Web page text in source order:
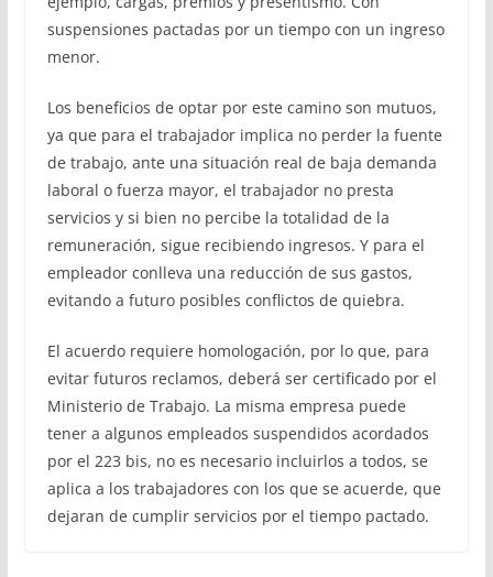
suspensiones pactadas por un tiempo con un ingreso
menor.
Los beneficios de optar por este camino son mutuos,
ya que para el trabajador implica no perder la fuente
de trabajo, ante una situación real de baja demanda
laboral o fuerza mayor, el trabajador no presta
servicios y si bien no percibe la totalidad de la
remuneración, sigue recibiendo ingresos. Y para el
empleador conlleva una reducción de sus gastos,
evitando a futuro posibles conflictos de quiebra.
El acuerdo requiere homologación, por lo que, para
evitar futuros reclamos, deberá ser certificado por el
Ministerio de Trabajo. La misma empresa puede
tener a algunos empleados suspendidos acordados
por el 223 bis, no es necesario incluirlos a todos, se
aplica a los trabajadores con los que se acuerde, que
dejaran de cumplir servicios por el tiempo pactado.